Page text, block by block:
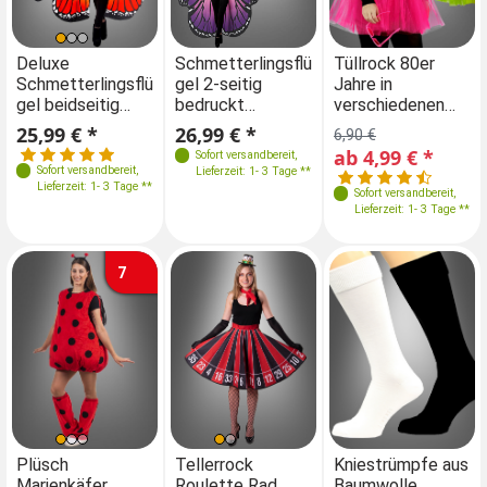
Deluxe
Schmetterlingsflü
gel beidseitig
bedruckt 170 cm
25,99 € *
Sofort versandbereit,
Lieferzeit: 1- 3 Tage **
Einheitsgröße
34-52
Deluxe
Schmetterlingsflü
gel beidseitig
bedruckt 170 cm
25,99 € *
Sofort versandbereit
Lieferzeit: 1- 3 Tage **
Farben
Schmetterlingsflü
gel 2-seitig
bedruckt
Erwachsene
26,99 € *
Sofort versandbereit,
Lieferzeit: 1- 3 Tage **
Farben
Farben
Tüllrock 80er
Jahre in
verschiedenen
Farben
6,90 €
ab 4,99 € *
Sofort versandbereit,
Lieferzeit: 1- 3 Tage **
7
Plüsch
Größen
Plüsch
Größen
Tellerrock
Größen
Farben
Kniestrümpfe aus